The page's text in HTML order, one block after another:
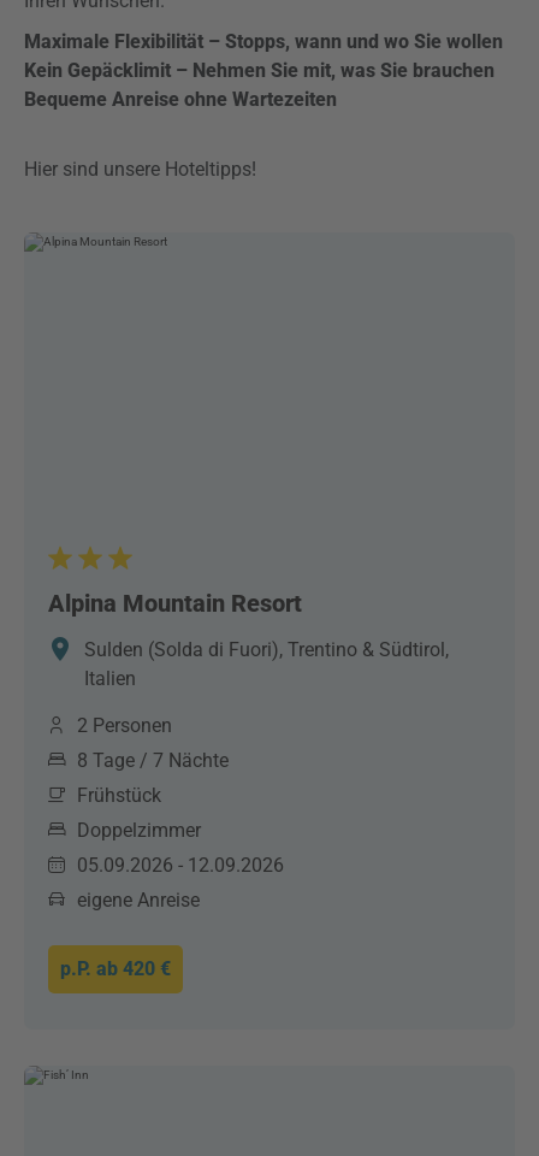
Maximale Flexibilität – Stopps, wann und wo Sie wollen
Kein Gepäcklimit – Nehmen Sie mit, was Sie brauchen
Bequeme Anreise ohne Wartezeiten
Hier sind unsere Hoteltipps!
Alpina Mountain Resort
Sulden (Solda di Fuori), Trentino & Südtirol,
Italien
2 Personen
8 Tage / 7 Nächte
Frühstück
Doppelzimmer
05.09.2026 - 12.09.2026
eigene Anreise
p.P. ab 420 €